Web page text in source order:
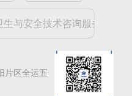
片区全运五